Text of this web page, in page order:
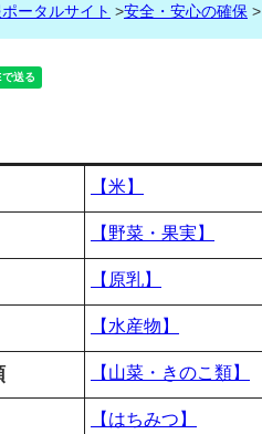
ータルサイト >安全・安心の確保 >
【米】
【野菜・果実】
【原乳】
【水産物】
【山菜・きのこ類】
【はちみつ】